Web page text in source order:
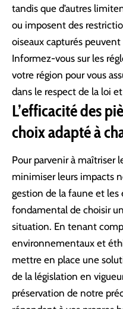
tandis que d’autres
ou imposent des
oiseaux capturés
Informez-vous sur les
votre région pour vous
dans le respect de la loi
L’efficacité des
choix adapté à
Pour parvenir à maîtriser
minimiser leurs impacts
gestion de la faune et les
fondamental de choisir
situation. En tenant
environnementaux et
mettre en place une
de la législation en
préservation de notre